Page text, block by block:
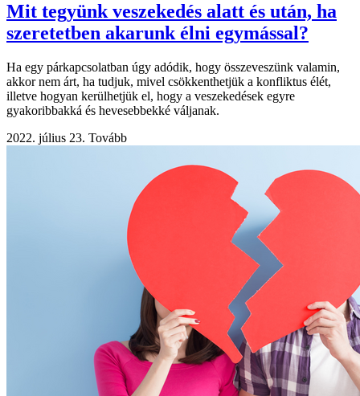
Mit tegyünk veszekedés alatt és után, ha
szeretetben akarunk élni egymással?
Ha egy párkapcsolatban úgy adódik, hogy összeveszünk valamin,
akkor nem árt, ha tudjuk, mivel csökkenthetjük a konfliktus élét,
illetve hogyan kerülhetjük el, hogy a veszekedések egyre
gyakoribbakká és hevesebbekké váljanak.
2022. július 23. Tovább